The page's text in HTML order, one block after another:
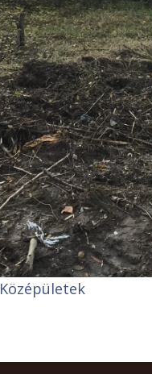
Középületek